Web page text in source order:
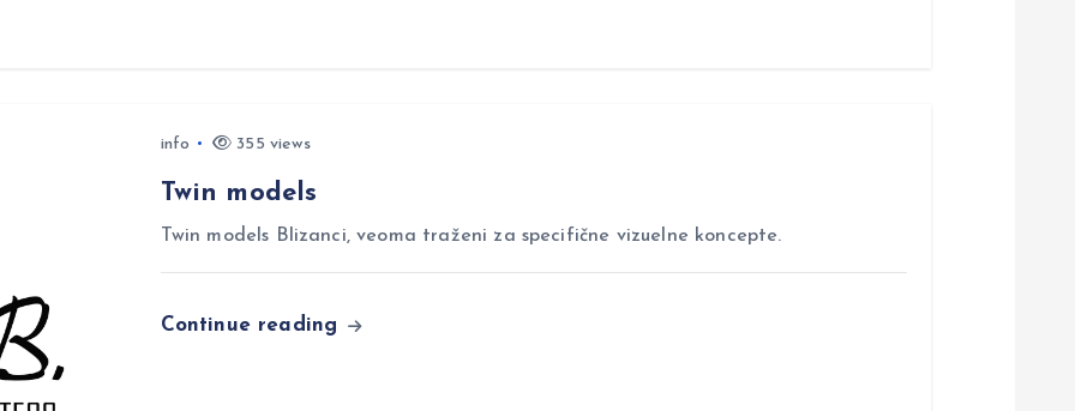
info 355 views
Twin models
Twin models Blizanci, veoma traženi za specifične vizuelne koncepte.
Continue reading